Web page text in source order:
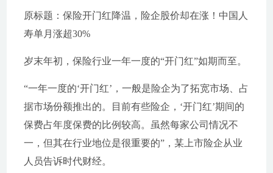
原标题：保险开门红降温，险企股价却在涨！中国人
寿单月涨超30%
岁末年初，保险行业一年一度的“开门红”如期而至。
“一年一度的‘开门红’，一般是险企为了拓宽市场、占
据市场份额推出的。目前有些险企，‘开门红’期间的
保费占年度保费的比例较高。虽然每家公司情况不
一，但其在行业地位是很重要的”，某上市险企从业
人员告诉时代财经。